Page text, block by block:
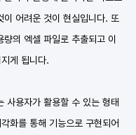
이 어려운 것이 현실입니다. 또
의 엑셀 파일로 추출되고 이
게 됩니다.
사용자가 활용할 수 있는 형태
화를 통해 기능으로 구현되어